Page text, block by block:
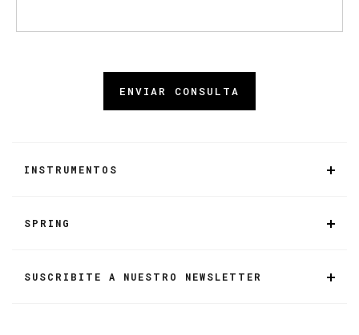
ENVIAR CONSULTA
INSTRUMENTOS
SPRING
SUSCRIBITE A NUESTRO NEWSLETTER